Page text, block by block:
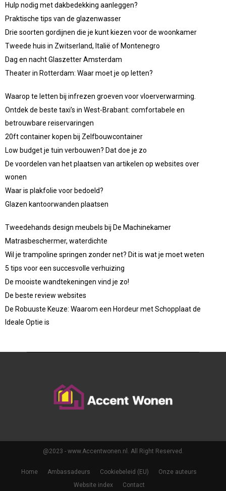
Hulp nodig met dakbedekking aanleggen?
Praktische tips van de glazenwasser
Drie soorten gordijnen die je kunt kiezen voor de woonkamer
Tweede huis in Zwitserland, Italië of Montenegro
Dag en nacht Glaszetter Amsterdam
Theater in Rotterdam: Waar moet je op letten?
Waarop te letten bij infrezen groeven voor vloerverwarming.
Ontdek de beste taxi’s in West-Brabant: comfortabele en
betrouwbare reiservaringen
20ft container kopen bij Zelfbouwcontainer
Low budget je tuin verbouwen? Dat doe je zo
De voordelen van het plaatsen van artikelen op websites over
wonen
Waar is plakfolie voor bedoeld?
Glazen kantoorwanden plaatsen
Tweedehands design meubels bij De Machinekamer
Matrasbeschermer, waterdichte
Wil je trampoline springen zonder net? Dit is wat je moet weten
5 tips voor een succesvolle verhuizing
De mooiste wandtekeningen vind je zo!
De beste review websites
De Robuuste Keuze: Waarom een Hordeur met Schopplaat de
Ideale Optie is
@2023 - www.Accentwonen.nl. All Right Reserved.
Home Ambassadeurs Cookiebeleid (EU)
Onze auteurs
Website index
Contact